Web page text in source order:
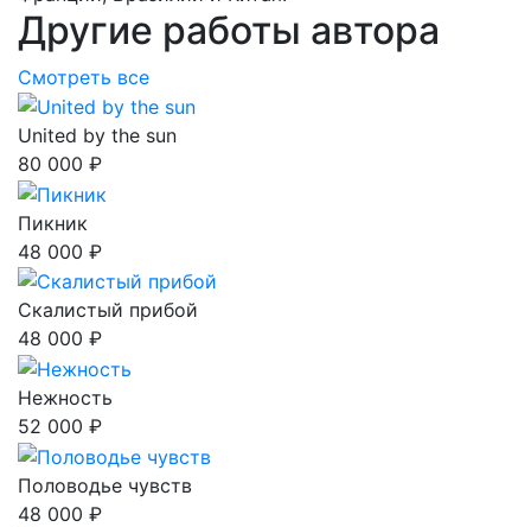
Другие работы автора
Смотреть все
United by the sun
80 000 ₽
Пикник
48 000 ₽
Скалистый прибой
48 000 ₽
Нежность
52 000 ₽
Половодье чувств
48 000 ₽